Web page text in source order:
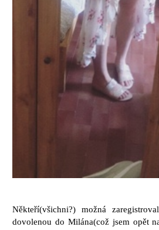
Někteří(všichni?) možná
dovolenou do Milána(což jsem opět